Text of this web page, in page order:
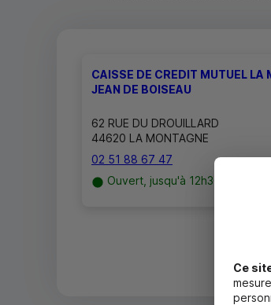
CAISSE DE CREDIT MUTUEL LA
JEAN DE BOISEAU
62 RUE DU DROUILLARD
44620 LA MONTAGNE
02 51 88 67 47
Ouvert, jusqu'à 12h30
Ce